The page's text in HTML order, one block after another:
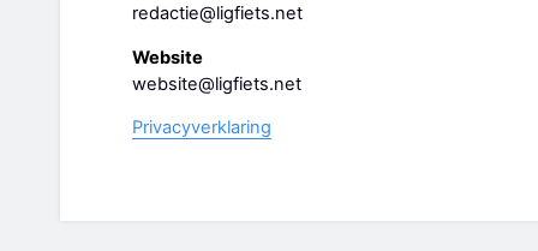
redactie@ligfiets.net
Website
website@ligfiets.net
Privacyverklaring